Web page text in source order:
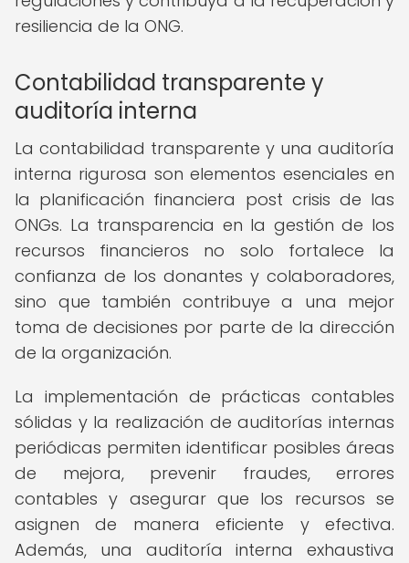
resiliencia de la ONG.
Contabilidad transparente y
auditoría interna
La contabilidad transparente y una auditoría
interna rigurosa son elementos esenciales en
la planificación financiera post crisis de las
ONGs. La transparencia en la gestión de los
recursos financieros no solo fortalece la
confianza de los donantes y colaboradores,
sino que también contribuye a una mejor
toma de decisiones por parte de la dirección
de la organización.
La implementación de prácticas contables
sólidas y la realización de auditorías internas
periódicas permiten identificar posibles áreas
de mejora, prevenir fraudes, errores
contables y asegurar que los recursos se
asignen de manera eficiente y efectiva.
Además, una auditoría interna exhaustiva